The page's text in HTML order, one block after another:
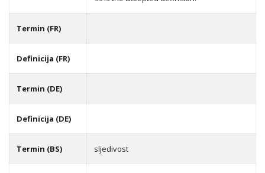
Termin (FR)
Definicija (FR)
Termin (DE)
Definicija (DE)
Termin (BS) sljedivost